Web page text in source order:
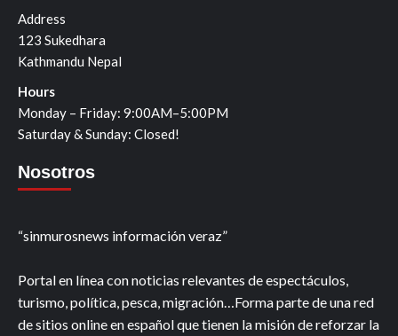
Address
123 Sukedhara
Kathmandu Nepal
Hours
Monday – Friday: 9:00AM–5:00PM
Saturday & Sunday: Closed!
Nosotros
“sinmurosnews información veraz”
Portal en línea con noticias relevantes de espectáculos,
turismo, política, pesca, migración…Forma parte de una red
de sitios online en español que tienen la misión de reforzar la